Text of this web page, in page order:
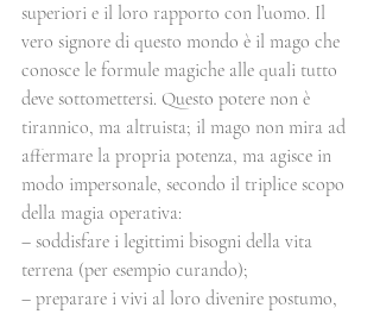
superiori e il loro rapporto con l’uomo. Il
vero signore di questo mondo è il mago che
conosce le formule magiche alle quali tutto
deve sottomettersi. Questo potere non è
tirannico, ma altruista; il mago non mira ad
affermare la propria potenza, ma agisce in
modo impersonale, secondo il triplice scopo
della magia operativa:
– soddisfare i legittimi bisogni della vita
terrena (per esempio curando);
– preparare i vivi al loro divenire postumo,